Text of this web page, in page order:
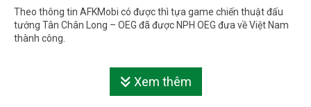
Theo thông tin AFKMobi có được thì tựa game chiến thuật đấu
tướng Tân Chân Long – OEG đã được NPH OEG đưa về Việt Nam
thành công.
Xem thêm